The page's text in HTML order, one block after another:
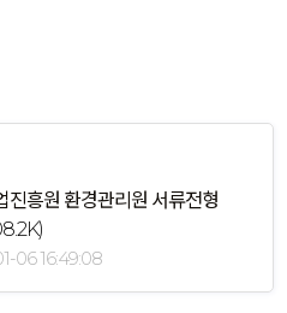
흥원 환경관리원 서류전형
06 16:49:08